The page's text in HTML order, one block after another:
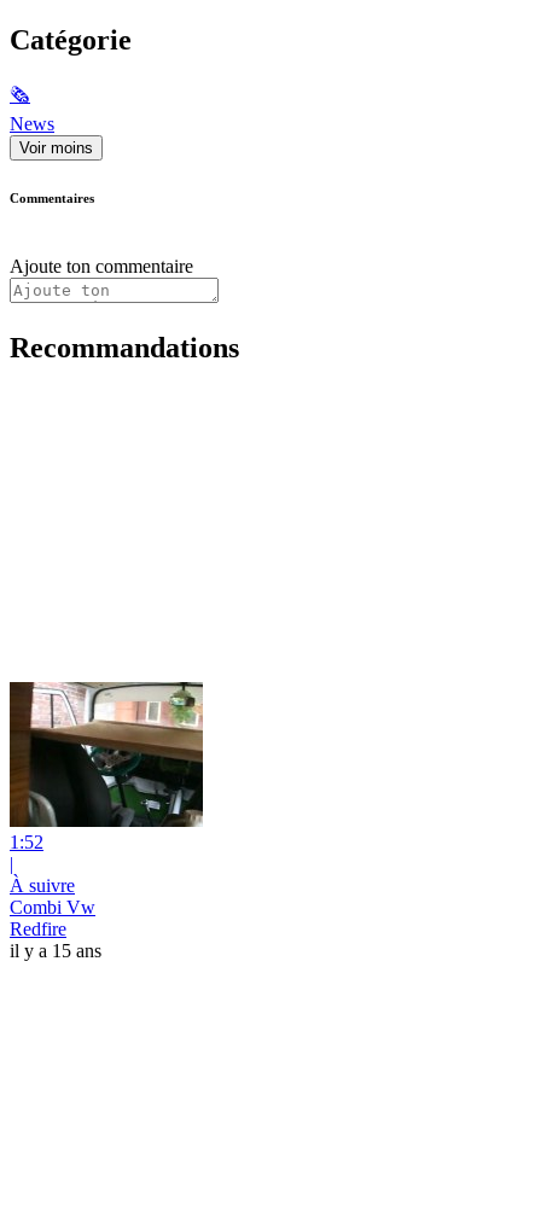
Catégorie
🗞
News
Voir moins
Commentaires
Ajoute ton commentaire
Recommandations
1:52
|
À suivre
Combi Vw
Redfire
il y a 15 ans